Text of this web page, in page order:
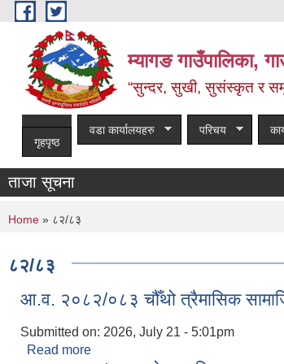
Skip to main content
म्यागङ गाउँपालिका,
“सुन्दर, सुखी, सुसंस्कृत र
गृहपृष्ठ
वडा कार्यालयहरु परिचय
ताजा सूचना
You are here
Home » ८२/८३
८२/८३
आ.व. २०८२/०८३ चौँथो त्रैमासिक
Submitted on: 2026, July 21 - 5:01pm
Read more